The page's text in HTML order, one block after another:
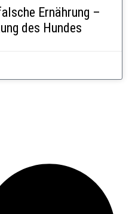
Ernährung –
des Hundes